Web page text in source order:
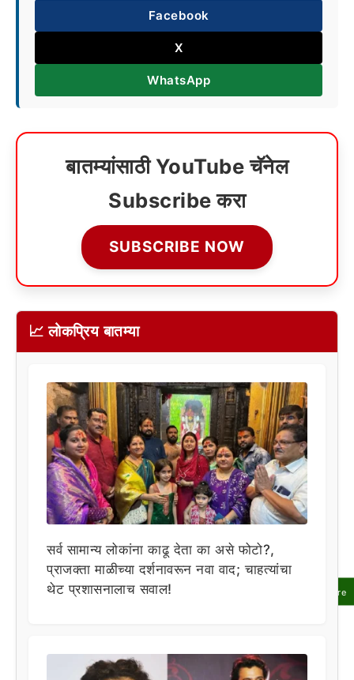
Share
Facebook
X
WhatsApp
बातम्यांसाठी YouTube चॅनेल
Subscribe करा
SUBSCRIBE NOW
📈 लोकप्रिय बातम्या
सर्व सामान्य लोकांना काढू देता का असे फोटो?,
प्राजक्ता माळीच्या दर्शनावरून नवा वाद; चाहत्यांचा
थेट प्रशासनालाच सवाल!